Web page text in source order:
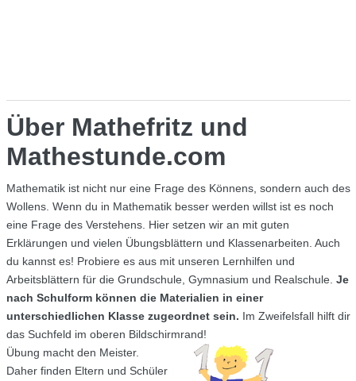
Über Mathefritz und
Mathestunde.com
Mathematik ist nicht nur eine Frage des Könnens, sondern auch des
Wollens. Wenn du in Mathematik besser werden willst ist es noch
eine Frage des Verstehens. Hier setzen wir an mit guten
Erklärungen und vielen Übungsblättern und Klassenarbeiten. Auch
du kannst es! Probiere es aus mit unseren Lernhilfen und
Arbeitsblättern für die Grundschule, Gymnasium und Realschule. Je
nach Schulform können die Materialien in einer
unterschiedlichen Klasse zugeordnet sein. Im Zweifelsfall hilft dir
das Suchfeld im oberen Bildschirmrand!
Übung macht den Meister.
Daher finden Eltern und Schüler